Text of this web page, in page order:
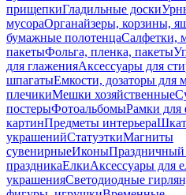
прищепкиГладильные доски
мусораОрганайзеры, корзины,
бумажные полотенцаСалфетки,
пакетыФольга, пленка, пакеты
для глаженияАксессуары для
шпагатыЕмкости, дозаторы для
плечикиМешки хозяйственные
постерыФотоальбомыРамки для
картинПредметы интерьера
украшенийСтатуэткиМагниты
сувенирныеИконыПраздничный
праздникаЕлкиАксессуары для
украшенияСветодиодные